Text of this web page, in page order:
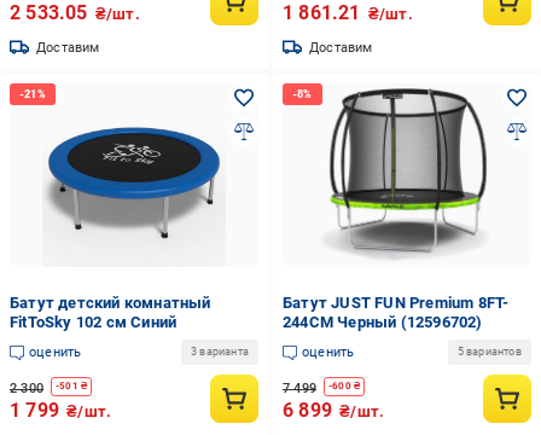
2 533.05 ₴/шт.
Доставим
1 861.21 ₴/шт.
Доставим
Батут детский комнатный
FitToSky 102 см Синий
оценить 3 варианта
2 300 -501 ₴
1 799 ₴/шт.
Батут JUST FUN Premium 8FT-
244CM Черный (12596702)
оценить 5 вариантов
7 499 -600₴
6 899 ₴/шт.